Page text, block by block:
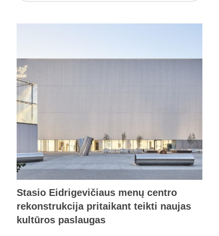
Stasio Eidrigevičiaus menų centro
rekonstrukcija pritaikant teikti naujas
kultūros paslaugas